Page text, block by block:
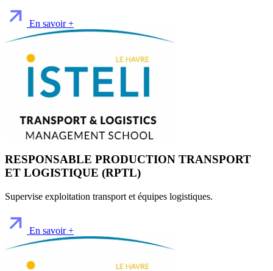
En savoir +
RESPONSABLE PRODUCTION TRANSPORT
ET LOGISTIQUE (RPTL)
Supervise exploitation transport et équipes logistiques.
En savoir +